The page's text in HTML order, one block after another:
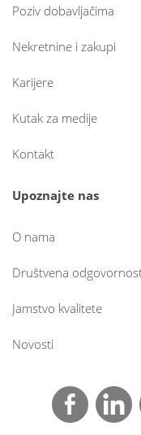
Poziv dobavljačima
Nekretnine i zakupi
Karijere
Kutak za medije
Kontakt
Upoznajte nas
O nama
Društvena
Jamstvo kvalitete
Novosti